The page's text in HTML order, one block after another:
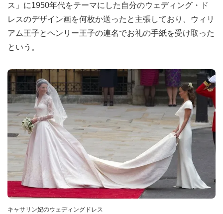
ス」に1950年代をテーマにした自分のウェディング・ド
レスのデザイン画を何枚か送ったと主張しており、ウィリ
アム王子とヘンリー王子の連名でお礼の手紙を受け取った
という。
キャサリン妃のウェディングドレス